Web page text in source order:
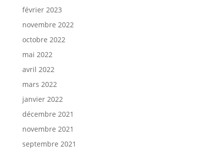
février 2023
novembre 2022
octobre 2022
mai 2022
avril 2022
mars 2022
janvier 2022
décembre 2021
novembre 2021
septembre 2021